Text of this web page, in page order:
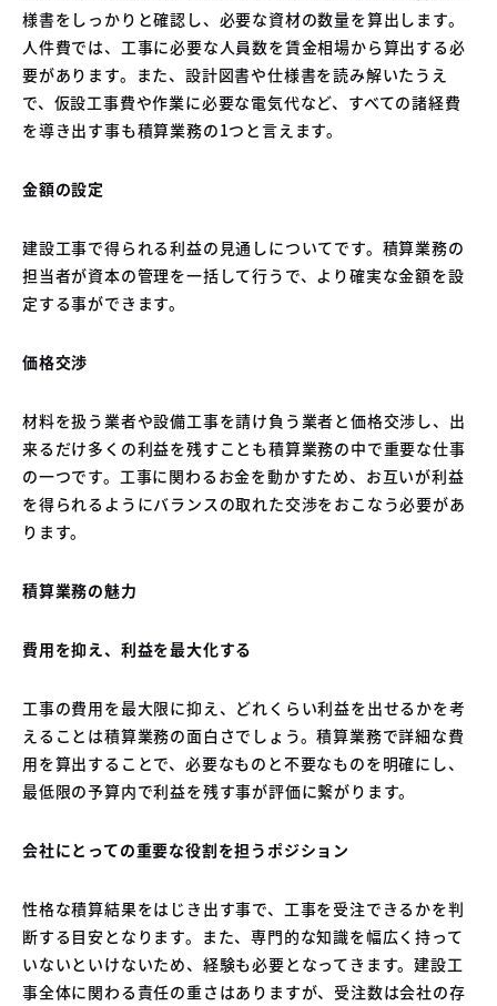
様書をしっかりと確認し、必要な資材の数量を算出します。
人件費では、工事に必要な人員数を賃金相場から算出する必
要があります。また、設計図書や仕様書を読み解いたうえ
で、仮設工事費や作業に必要な電気代など、すべての諸経費
を導き出す事も積算業務の1つと言えます。
金額の設定
建設工事で得られる利益の見通しについてです。積算業務の
担当者が資本の管理を一括して行うで、より確実な金額を設
定する事ができます。
価格交渉
材料を扱う業者や設備工事を請け負う業者と価格交渉し、出
来るだけ多くの利益を残すことも積算業務の中で重要な仕事
の一つです。工事に関わるお金を動かすため、お互いが利益
を得られるようにバランスの取れた交渉をおこなう必要があ
ります。
積算業務の魅力
費用を抑え、利益を最大化する
工事の費用を最大限に抑え、どれくらい利益を出せるかを考
えることは積算業務の面白さでしょう。積算業務で詳細な費
用を算出することで、必要なものと不要なものを明確にし、
最低限の予算内で利益を残す事が評価に繋がります。
会社にとっての重要な役割を担うポジション
性格な積算結果をはじき出す事で、工事を受注できるかを判
断する目安となります。また、専門的な知識を幅広く持って
いないといけないため、経験も必要となってきます。建設工
事全体に関わる責任の重さはありますが、受注数は会社の存